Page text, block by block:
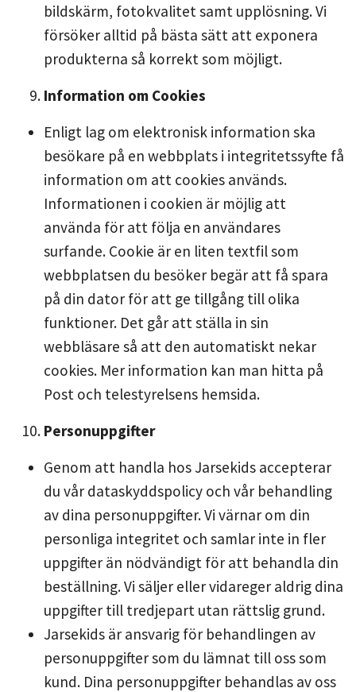
bildskärm, fotokvalitet samt upplösning. Vi
försöker alltid på bästa sätt att exponera
produkterna så korrekt som möjligt.
Information om Cookies
Enligt lag om elektronisk information ska
besökare på en webbplats i integritetssyfte få
information om att cookies används.
Informationen i cookien är möjlig att
använda för att följa en användares
surfande. Cookie är en liten textfil som
webbplatsen du besöker begär att få spara
på din dator för att ge tillgång till olika
funktioner. Det går att ställa in sin
webbläsare så att den automatiskt nekar
cookies. Mer information kan man hitta på
Post och telestyrelsens hemsida.
Personuppgifter
Genom att handla hos Jarsekids accepterar
du vår dataskyddspolicy och vår behandling
av dina personuppgifter. Vi värnar om din
personliga integritet och samlar inte in fler
uppgifter än nödvändigt för att behandla din
beställning. Vi säljer eller vidareger aldrig dina
uppgifter till tredjepart utan rättslig grund.
Jarsekids är ansvarig för behandlingen av
personuppgifter som du lämnat till oss som
kund. Dina personuppgifter behandlas av oss